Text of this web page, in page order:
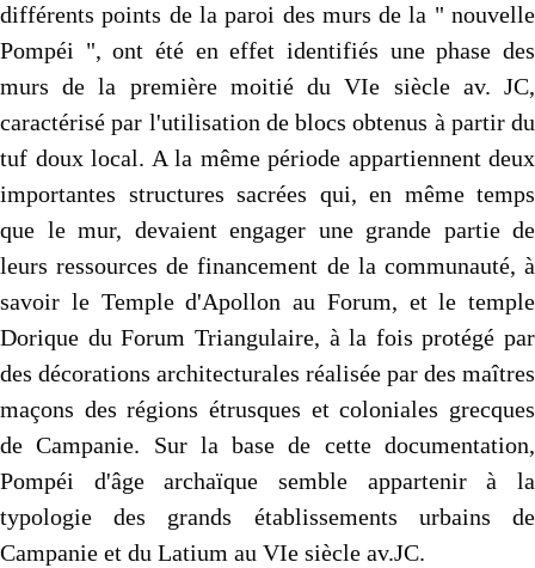
différents points de la paroi des murs de la " nouvelle
Pompéi ", ont été en effet identifiés une phase des
murs de la première moitié du VIe siècle av. JC,
caractérisé par l'utilisation de blocs obtenus à partir du
tuf doux local. A la même période appartiennent deux
importantes structures sacrées qui, en même temps
que le mur, devaient engager une grande partie de
leurs ressources de financement de la communauté, à
savoir le Temple d'Apollon au Forum, et le temple
Dorique du Forum Triangulaire, à la fois protégé par
des décorations architecturales réalisée par des maîtres
maçons des régions étrusques et coloniales grecques
de Campanie. Sur la base de cette documentation,
Pompéi d'âge archaïque semble appartenir à la
typologie des grands établissements urbains de
Campanie et du Latium au VIe siècle av.JC.